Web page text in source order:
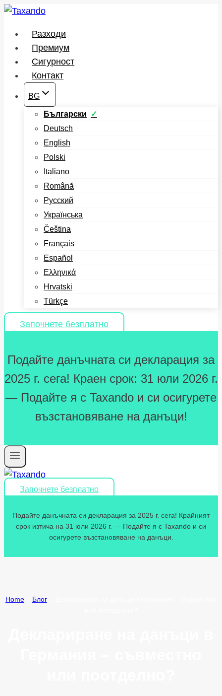
Към
Разходи
Премиум
Сигурност
Контакт
BG
Български
Deutsch
English
Polski
Italiano
Română
Русский
Українська
Čeština
Français
Español
Ελληνικά
Hrvatski
Türkçe
Започнете безплатно
Подайте данъчната си декларация за
2025 г. сега! Краен срок: 31 юли 2026 г.
— Подайте я с Taxando и си осигурете
възстановяване на данъци!
Започнете безплатно
Подайте данъчната си декларация за 2025 г. сега! Крайният
срок изтича на 31 юли 2026 г. — Подайте я с Taxando и си
осигурете възстановяване на данъци.
Home Блог